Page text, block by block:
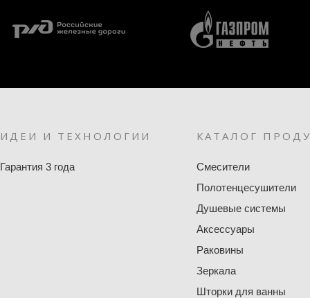
ИДЕИ И ТЕХНОЛОГИИ
Гарантия 3 года
КАТАЛОГ
Смесители
Полотенцесушители
Душевые системы
Аксессуары
Раковины
Зеркала
Шторки для ванны